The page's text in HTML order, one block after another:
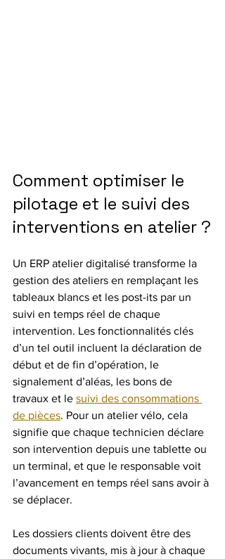
Comment optimiser le
pilotage et le suivi des
interventions en atelier ?
Un ERP atelier digitalisé transforme la
gestion des ateliers en remplaçant les
tableaux blancs et les post-its par un
suivi en temps réel de chaque
intervention. Les fonctionnalités clés
d’un tel outil incluent la déclaration de
début et de fin d’opération, le
signalement d’aléas, les bons de
travaux et le suivi des consommations
de pièces. Pour un atelier vélo, cela
signifie que chaque technicien déclare
son intervention depuis une tablette ou
un terminal, et que le responsable voit
l’avancement en temps réel sans avoir à
se déplacer.
Les dossiers clients doivent être des
documents vivants, mis à jour à chaque